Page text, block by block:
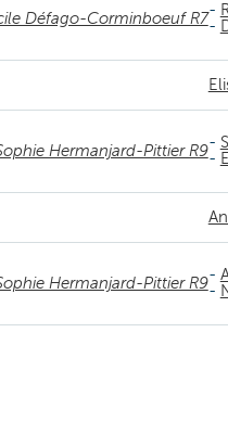
Défago-Corminboeuf R7-
-
Hermanjard-Pittier R9-
-
Hermanjard-Pittier R9-
-